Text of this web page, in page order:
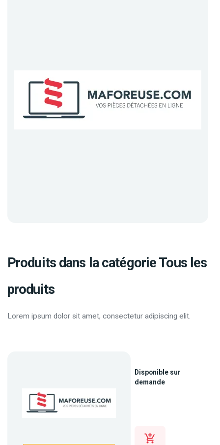
Produits dans la catégorie Tous les
produits
Lorem ipsum dolor sit amet, consectetur adipiscing elit.
Disponible sur
demande